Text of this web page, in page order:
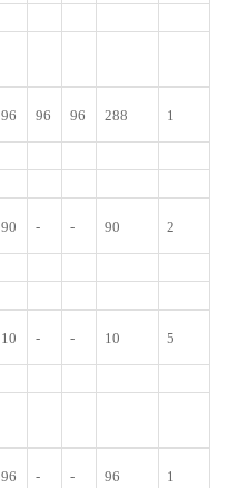
96 96 96 288 1
90 - - 90 2
10 - - 10 5
96 - - 96 1